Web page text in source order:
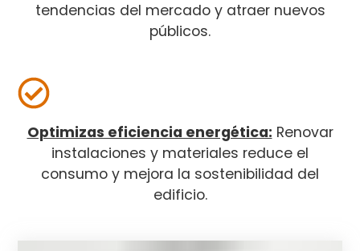
tendencias del mercado y atraer nuevos
públicos.
Optimizas eficiencia energética: Renovar
instalaciones y materiales reduce el
consumo y mejora la sostenibilidad del
edificio.